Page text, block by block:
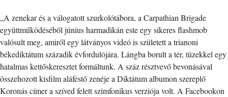
„A zenekar és a válogatott szurkolótábora, a Carpathian Brigade
együttműködéséből június harmadikán este egy sikeres flashmob
valósult meg, amiről egy látványos videó is született a trianoni
békediktátum századik évfordulójára. Lángba borult a tér, tüzekkel egy
hatalmas kettőskeresztet formáltunk. A száz résztvevő bevonásával
összehozott kisfilm aláfestő zenéje a Diktátum albumon szereplő
Koronás címer a szíved felett szimfonikus verziója volt. A Facebookon